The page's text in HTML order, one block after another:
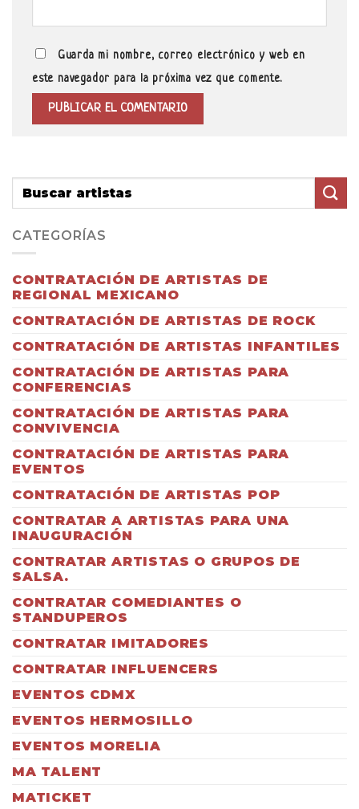
Guarda mi nombre, correo electrónico y web en
este navegador para la próxima vez que comente.
CATEGORÍAS
CONTRATACIÓN DE ARTISTAS DE
REGIONAL MEXICANO
CONTRATACIÓN DE ARTISTAS DE ROCK
CONTRATACIÓN DE ARTISTAS INFANTILES
CONTRATACIÓN DE ARTISTAS PARA
CONFERENCIAS
CONTRATACIÓN DE ARTISTAS PARA
CONVIVENCIA
CONTRATACIÓN DE ARTISTAS PARA
EVENTOS
CONTRATACIÓN DE ARTISTAS POP
CONTRATAR A ARTISTAS PARA UNA
INAUGURACIÓN
CONTRATAR ARTISTAS O GRUPOS DE
SALSA.
CONTRATAR COMEDIANTES O
STANDUPEROS
CONTRATAR IMITADORES
CONTRATAR INFLUENCERS
EVENTOS CDMX
EVENTOS HERMOSILLO
EVENTOS MORELIA
MA TALENT
MATICKET